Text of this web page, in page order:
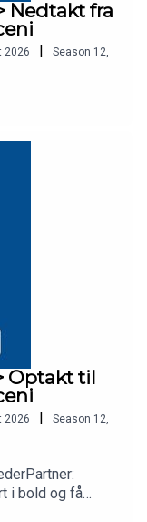
Nedtakt fra
2026 | Season 12
Optakt til
2026 | Season 12
i bold og få
eksklusive